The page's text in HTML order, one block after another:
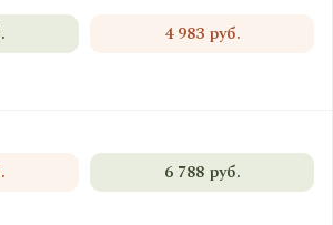
4 983 руб.
6 788 руб.